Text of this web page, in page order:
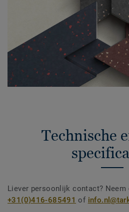
Technische
Liever persoonlijk contact? Neem
+31(0)416-685491 of